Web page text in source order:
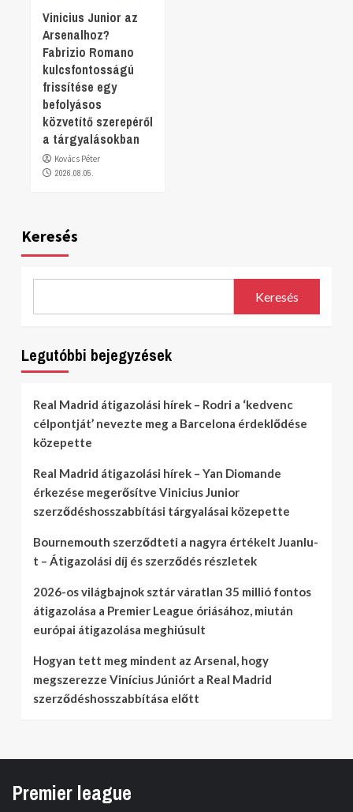
Vinicius Junior az
Arsenalhoz?
Fabrizio Romano
kulcsfontosságú
frissítése egy
befolyásos
közvetítő szerepéről
a tárgyalásokban
Kovács Péter
2026.08.05.
Keresés
Keresés
Legutóbbi bejegyzések
Real Madrid átigazolási hírek – Rodri a ‘kedvenc
célpontját’ nevezte meg a Barcelona érdeklődése
közepette
Real Madrid átigazolási hírek – Yan Diomande
érkezése megerősítve Vinicius Junior
szerződéshosszabbítási tárgyalásai közepette
Bournemouth szerződteti a nagyra értékelt Juanlu-
t – Átigazolási díj és szerződés részletek
2026-os világbajnok sztár váratlan 35 millió fontos
átigazolása a Premier League óriásához, miután
európai átigazolása meghiúsult
Hogyan tett meg mindent az Arsenal, hogy
megszerezze Vinícius Júniórt a Real Madrid
szerződéshosszabbítása előtt
Premier league